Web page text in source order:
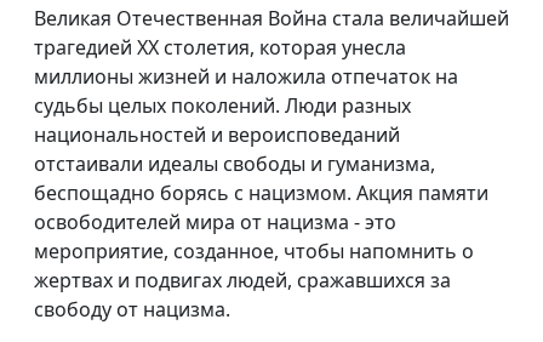
исторический выбор и
значение для
современности
Олег Гончаров, член
Совета при
Президенте РФ по
взаимодействию с
религиозными
объединениями,
член Общественной
палаты РФ,
генеральный
секретарь
Великая Отечественная Война стала величайшей
трагедией XX столетия, которая унесла
миллионы жизней и наложила отпечаток на
судьбы целых поколений. Люди разных
национальностей и вероисповеданий
отстаивали идеалы свободы и гуманизма,
беспощадно борясь с нацизмом. Акция памяти
освободителей мира от нацизма - это
мероприятие, созданное, чтобы напомнить о
жертвах и подвигах людей, сражавшихся за
свободу от нацизма.